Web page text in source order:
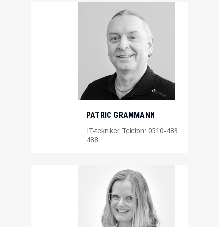
PATRIC GRAMMANN
IT-tekniker Telefon: 0510-488
488